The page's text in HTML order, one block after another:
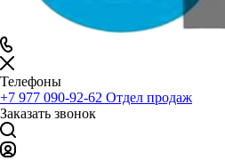
Телефоны
+7 977 090-92-62 Отдел продаж
Заказать звонок